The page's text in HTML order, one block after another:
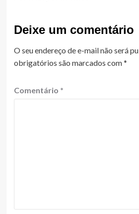
Deixe um comentário
O seu endereço de e-mail não será
obrigatórios são marcados com*
Comentário *